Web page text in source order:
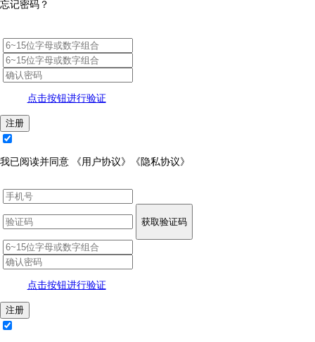
忘记密码？
点击按钮进行验证
注册
我已阅读并同意 《用户协议》 《隐私协议》
获取验证码
点击按钮进行验证
注册